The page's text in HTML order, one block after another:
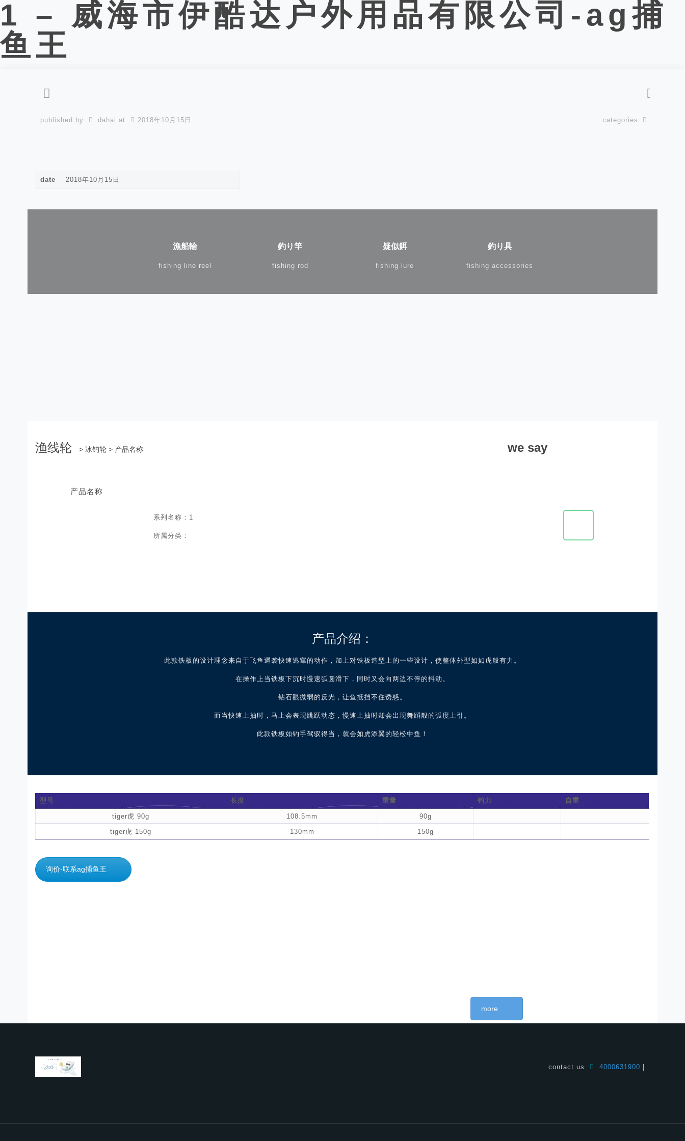
1 – 威海市伊酷达户外用品有限公司-ag捕
鱼王
published by dahai at 2018年10月15日 categories
date 2018年10月15日
漁船輪
fishing line reel
釣り竿
fishing rod
疑似餌
fishing lure
釣り具
fishing accessories
渔线轮 > 冰钓轮 > 产品名称
产品名称
系列名称：1
所属分类：
we say
产品介绍：
此款铁板的设计理念来自于飞鱼遇袭快速逃窜的动作，加上对铁板造型上的一些设计，使整体外型如如虎般有力。
在操作上当铁板下沉时慢速弧圆滑下，同时又会向两边不停的抖动。
钻石眼微弱的反光，让鱼抵挡不住诱惑。
而当快速上抽时，马上会表现跳跃动态，慢速上抽时却会出现舞蹈般的弧度上引。
此款铁板如钓手驾驭得当，就会如虎添翼的轻松中鱼！
型号 长度 重量 钓力 自重
tiger虎 90g 108.5mm
90g
tiger虎 150g
130mm 150g
询价-联系ag捕鱼王
more
contact us 4000631900